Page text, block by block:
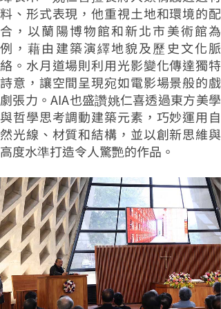
料、形式表現，他重視土地和環境的配
合，以蘭陽博物館和新北市美術館為
例，藉由建築演繹地貌及歷史文化脈
絡。水月道場則利用光影變化傳達獨特
詩意，讓空間呈現宛如電影場景般的戲
劇張力。AIA也盛讚姚仁喜透過東方美學
與哲學思考調動建築元素，巧妙運用自
然光線、材質和結構，並以創新思維與
高度水準打造令人驚艷的作品。